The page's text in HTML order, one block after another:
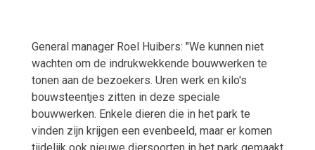
General manager Roel Huibers: "We kunnen niet
wachten om de indrukwekkende bouwwerken te
tonen aan de bezoekers. Uren werk en kilo's
bouwsteentjes zitten in deze speciale
bouwwerken. Enkele dieren die in het park te
vinden zijn krijgen een evenbeeld, maar er komen